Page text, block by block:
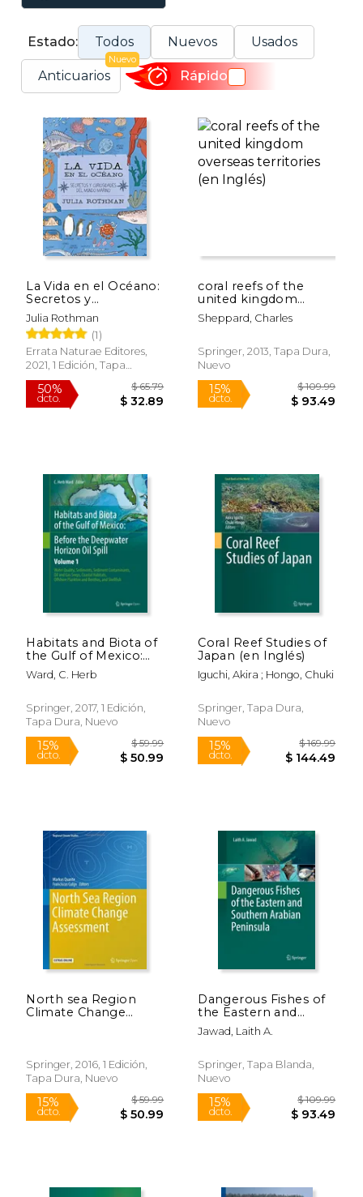
Estado: Todos Nuevos Usados
Anticuarios
Nuevo
Rápido
La Vida en el Océano:
Secretos y
Curiosidades del
Mundo Marino
(Varios)
Julia Rothman
(1)
Errata Naturae Editores,
2021, 1 Edición, Tapa
Blanda, Nuevo
50%
dcto.
$ 65.79
$ 32.89
coral reefs of the
united kingdom
overseas territories
(en Inglés)
Sheppard, Charles
Springer, 2013, Tapa Dura,
Nuevo
15%
dcto.
Habitats and Biota of
the Gulf of Mexico:
Before the
Deepwater Horizon
Water Quality,
Sediments, Sediment
and G (en Inglés)
Ward, C. Herb
Springer, 2017, 1 Edición,
Tapa Dura, Nuevo
15%
dcto. $ 50.99
Coral Reef Studies of
Japan (en Inglés)
Iguchi, Akira ; Hongo, Chuki
Springer, Tapa Dura,
Nuevo
15%
dcto.
North sea Region
Climate Change
Springer, 2016, 1 Edición,
Tapa Dura, Nuevo
Dangerous Fishes of
the Eastern and
Southern Arabian
Peninsula (en Inglés)
Jawad, Laith A.
Springer, Tapa Blanda,
Nuevo